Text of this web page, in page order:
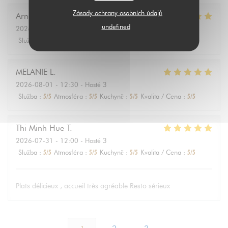
Zásady ochrany osobních údajů
undefined
Arnaud
2026-08-01
- 12:30 - Hosté 2
Služba
MELANIE L
2026-08-01 - 12:30 - Hosté 3
Služba : 5/5 Atmosféra : 5/5 Kuchyně : 5/5 Kvalita / Cena : 5/5
Thi Minh Hue T
2026-07-31 - 12:00 - Hosté 3
Služba : 5/5 Atmosféra : 5/5 Kuchyně : 5/5 Kvalita / Cena : 5/5
Plats délicieux , accueil très agréable Resto sérieux